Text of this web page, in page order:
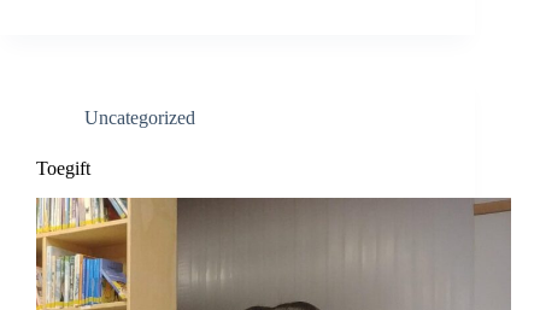
Uncategorized
Toegift